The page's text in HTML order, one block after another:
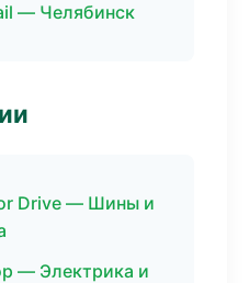
— Челябинск
Drive — Шины и
— Электрика и